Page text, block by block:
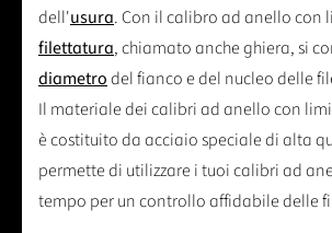
dell'usura. Con il calibro ad anello con
filettatura, chiamato anche ghiera, si
diametrodel fianco e del nucleo delle
Il materiale dei calibri ad anello con
è costituito da acciaio speciale di alta
permette di utilizzare i tuoi calibri ad
tempo per un controllo affidabile delle